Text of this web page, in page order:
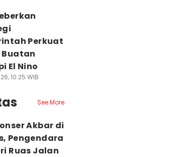
Perkuat
Buatan
El Nino
10:25 WIB
See More
Akbar di
Pengendara
Ruas Jalan